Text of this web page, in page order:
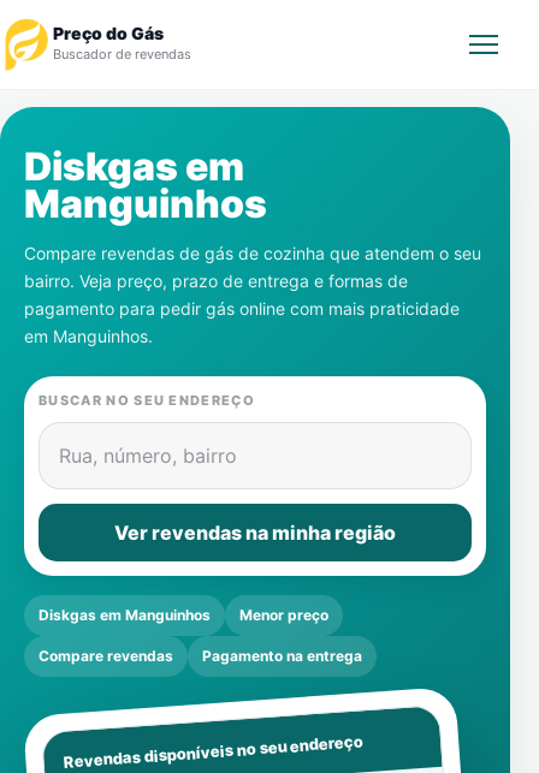
Preço do Gás
Buscador de revendas
Revendedor
Notícias
Cadastre-se
Gás
Contatos
Diskgas em
Manguinhos
Compare revendas de gás de cozinha que atendem o seu
bairro. Veja preço, prazo de entrega e formas de
pagamento para pedir gás online com mais praticidade
em Manguinhos.
BUSCAR NO SEU ENDEREÇO
Rua, número, bairro
Ver revendas na minha região
Diskgas em Manguinhos Menor preço
Compare revendas Pagamento na entrega
Revendas disponíveis no seu endereço